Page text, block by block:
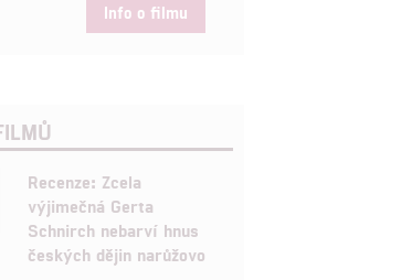
Info o filmu
Recenze: Zcela
výjimečná Gerta
Schnirch nebarví hnus
českých dějin narůžovo